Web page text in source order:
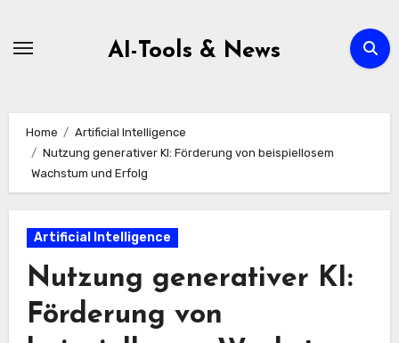
AI-Tools & News
Home
Artificial Intelligence
Nutzung generativer KI: Förderung von beispiellosem
Wachstum und Erfolg
Artificial Intelligence
Nutzung generativer KI:
Förderung von